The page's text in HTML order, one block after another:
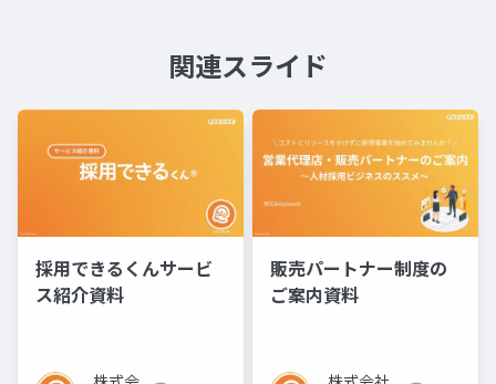
関連スライド
採用できるくんサービ
ス紹介資料
販売パートナー制度の
ご案内資料